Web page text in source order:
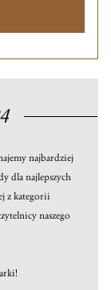
najbardziej
dla najlepszych
z kategorii
naszego